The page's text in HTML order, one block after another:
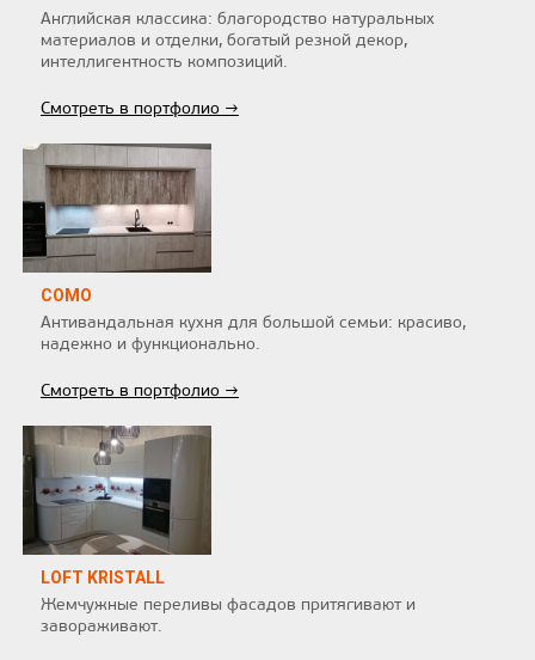
Английская классика: благородство натуральных
материалов и отделки, богатый резной декор,
интеллигентность композиций.
Смотреть в портфолио →
COMO
Антивандальная кухня для большой семьи: красиво,
надежно и функционально.
Смотреть в портфолио →
LOFT KRISTALL
Жемчужные переливы фасадов притягивают и
завораживают.